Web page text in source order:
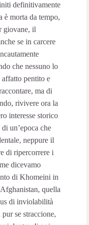
definitivamente
è morta da tempo,
giovane, il
se in carcere
che nessuno lo
pentito e
ma di
rivivere ora la
interesse storico
un’epoca che
neppure il
di ripercorrere i
dicevamo
di Khomeini in
quella
di inviolabilità
se straccione,